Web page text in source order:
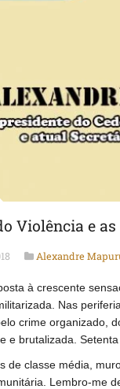
Violência e
Alexandre
à crescente
Nas
crime organizado,
e brutalizada.
de classe média,
Lembro-me